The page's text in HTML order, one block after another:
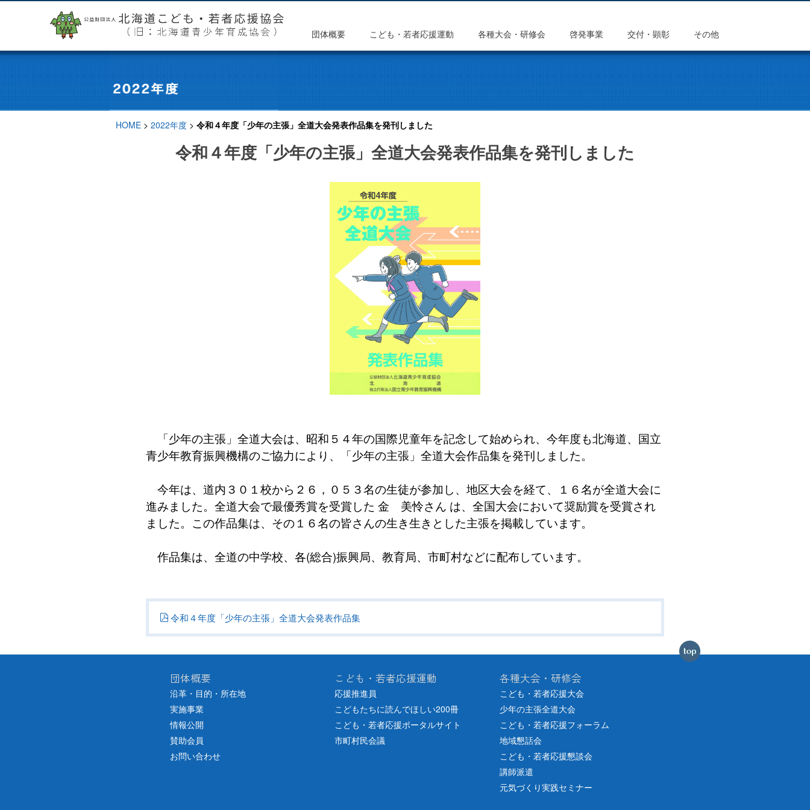
団体概要 こども・若者応援運動 各種大会・研修会 啓発事業 交付・顕彰 その他
HOME > 2022年度 > 令和４年度「少年の主張」全道大会発表作品集を発刊しました
令和４年度「少年の主張」全道大会発表作品集を発刊しました
「少年の主張」全道大会は、昭和５４年の国際児童年を記念して始められ、今年度も北海道、国立
青少年教育振興機構のご協力により、「少年の主張」全道大会作品集を発刊しました。
今年は、道内３０１校から２６，０５３名の生徒が参加し、地区大会を経て、１６名が全道大会に
進みました。全道大会で最優秀賞を受賞した 金 美怜さん は、全国大会において奨励賞を受賞され
ました。この作品集は、その１６名の皆さんの生き生きとした主張を掲載しています。
作品集は、全道の中学校、各(総合)振興局、教育局、市町村などに配布しています。
令和４年度「少年の主張」全道大会発表作品集
団体概要
沿革・目的・所在地
実施事業
情報公開
賛助会員
お問い合わせ
こども・若者応援運動
応援推進員
こどもたちに読んでほしい200冊
こども・若者応援ポータルサイト
市町村民会議
各種大会・研修会
こども・若者応援大会
少年の主張全道大会
こども・若者応援フォーラム
地域懇話会
こども・若者応援懇談会
講師派遣
元気づくり実践セミナー